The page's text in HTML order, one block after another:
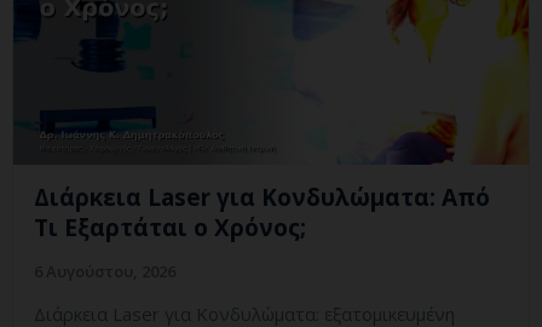
Διάρκεια Laser για Κονδυλώματα: Από
Τι Εξαρτάται ο Χρόνος;
Διάρκεια Laser για Κονδυλώματα: εξατομικευμένη